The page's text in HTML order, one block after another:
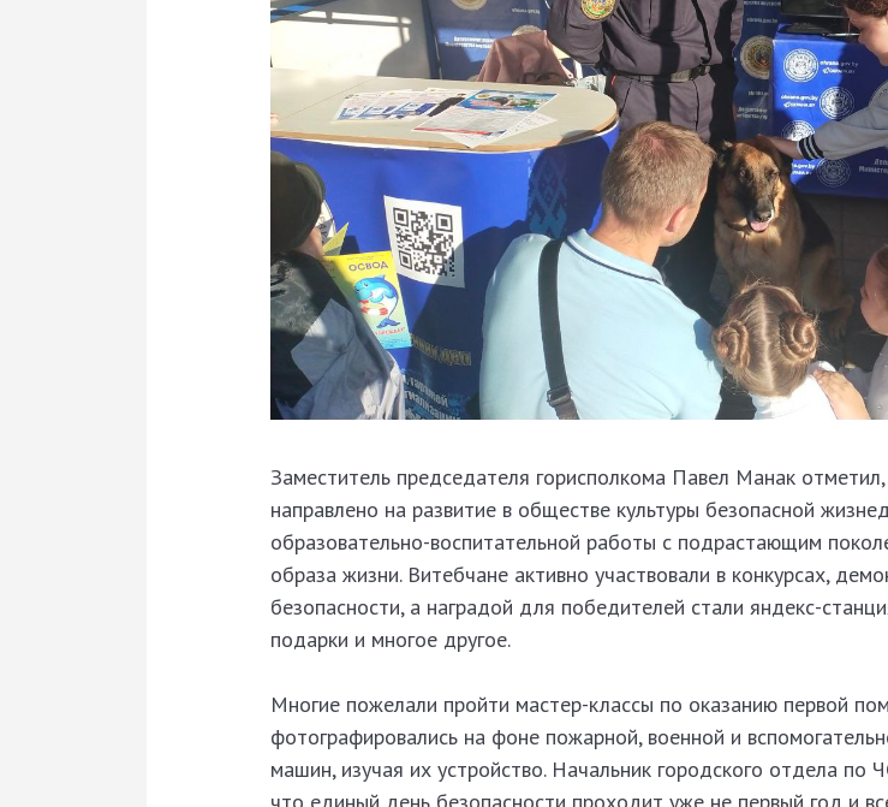
Заместитель председателя горисполкома Павел Манак
направлено на развитие в обществе культуры безопасной
образовательно-воспитательной работы с подрастающим
образа жизни. Витебчане активно участвовали в конкурсах,
безопасности, а наградой для победителей стали яндекс-
подарки и многое другое.
Многие пожелали пройти мастер-классы по оказанию первой
фотографировались на фоне пожарной, военной и
машин, изучая их устройство. Начальник городского отдела по